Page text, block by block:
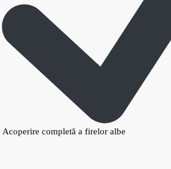
Acoperire completă a firelor albe